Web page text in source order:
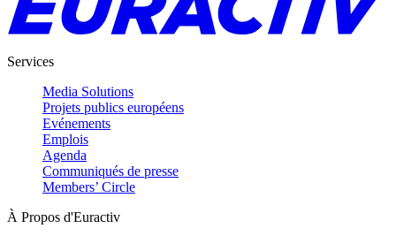
Services
Media Solutions
Projets publics européens
Evénements
Emplois
Agenda
Communiqués de presse
Members’ Circle
À Propos d'Euractiv